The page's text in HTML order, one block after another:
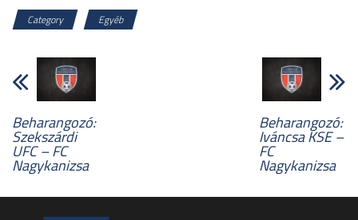
Category Egyéb
Beharangozó:
Szekszárdi
UFC – FC
Nagykanizsa
Beharangozó:
Iváncsa KSE –
FC
Nagykanizsa